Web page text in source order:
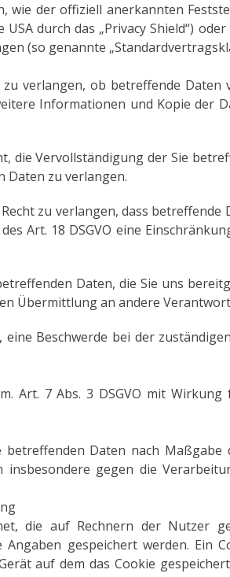
wie der offiziell anerkannten
durch das „Privacy Shield“)
(so genannte
verlangen, ob betreffende Daten
Informationen und Kopie der
die Vervollständigung der Sie
Daten zu verlangen.
zu verlangen, dass
Art. 18 DSGVO eine
Daten, die Sie uns
Übermittlung an andere
eine Beschwerde bei der
Art. 7 Abs. 3 DSGVO mit
Daten nach Maßgabe
insbesondere gegen die
die auf Rechnern der Nutzer
gespeichert werden. Ein
auf dem das Cookie